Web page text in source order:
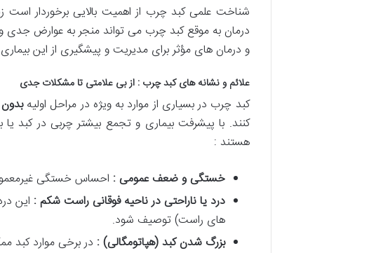
شناخت علمی کبد چرب از اهمیت بالایی برخوردار
درمان به موقع کبد چرب می تواند منجر به عوارض
و درمان های مؤثر برای مدیریت و پیشگیری از این
علائم و نشانه های کبد چرب : از بی علامتی تا مشکلات جدی
کبد چرب در بسیاری از موارد به ویژه در مراحل اولیه
هستند :
خستگی و ضعف عمومی : احساس خستگی
درد یا ناراحتی در ناحیه فوقانی راست شکم : این
های راست) توصیف شود.
بزرگ شدن کبد (هپاتومگالی) : در برخی موارد